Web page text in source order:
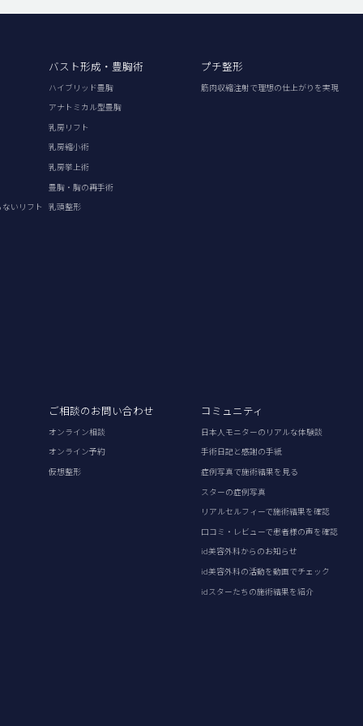
いリフト
バスト形成・豊胸術
ハイブリッド豊胸
アナトミカル型豊胸
乳房リフト
乳房縮小術
乳房挙上術
豊胸・胸の再手術
乳頭整形
プチ整形
筋肉収縮注射で理想の仕上がりを実現
ご相談のお問い合わせ
オンライン相談
オンライン予約
仮想整形
コミュニティ
日本人モニターのリアルな体験談
手術日記と感謝の手紙
症例写真で施術結果を見る
スターの症例写真
リアルセルフィーで施術結果を確認
口コミ・レビューで患者様の声を確認
id美容外科からのお知らせ
id美容外科の活動を動画でチェック
idスターたちの施術結果を紹介